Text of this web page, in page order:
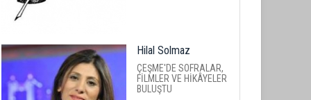
Hilal Solmaz
ÇEŞME'DE SOFRALAR,
FİLMLER VE HİKÂYELER
BULUŞTU